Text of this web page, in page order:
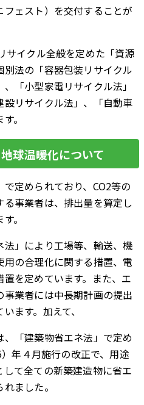
ェスト）を交付することが
サイクル全般を定めた「資源
法の「容器包装リサイクル
「小型家電リサイクル法」
設リサイクル法」、「自動車
。
球温暖化について
定められており、CO2等の
事業者は、排出量を算定し
。
」により工場等、輸送、機
の合理化に関する措置、電
を定めています。また、エ
業者には中長期計画の提出
ます。加えて、
「建築物省エネ法」で定め
年４月施行の改正で、用途
て全ての新築建造物に省エ
ました。